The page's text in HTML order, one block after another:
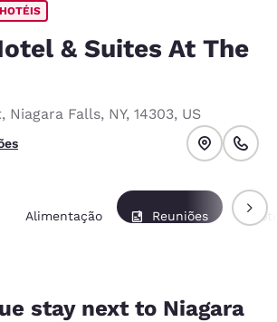
& Suites At The
, Niagara Falls, NY, 14303, US
Bom.
Alimentação Reuniões
stay next to Niagara